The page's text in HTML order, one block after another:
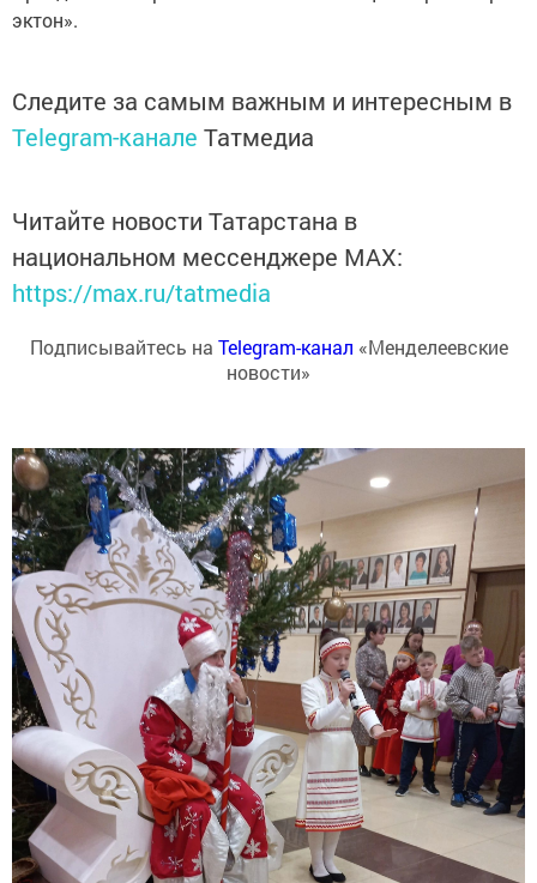
эктон».
Следите за самым важным и интересным в
Telegram-канале Татмедиа
Читайте новости Татарстана в
национальном мессенджере MАХ:
https://max.ru/tatmedia
Подписывайтесь на Telegram-канал «Менделеевские
новости»